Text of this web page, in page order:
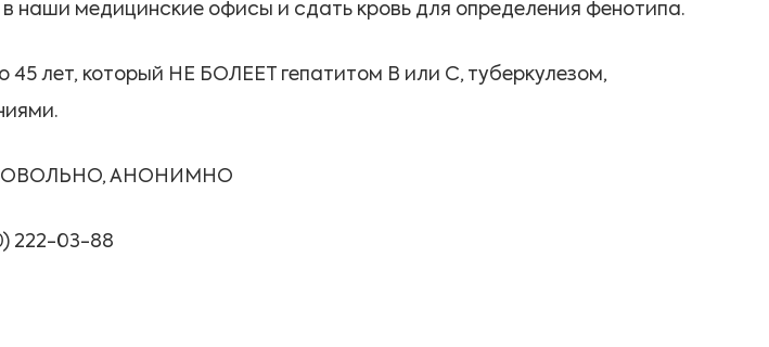
наши медицинские офисы и сдать кровь для определения фенотипа.
лет, который НЕ БОЛЕЕТ гепатитом В или С, туберкулезом,
АНОНИМНО
222-03-88